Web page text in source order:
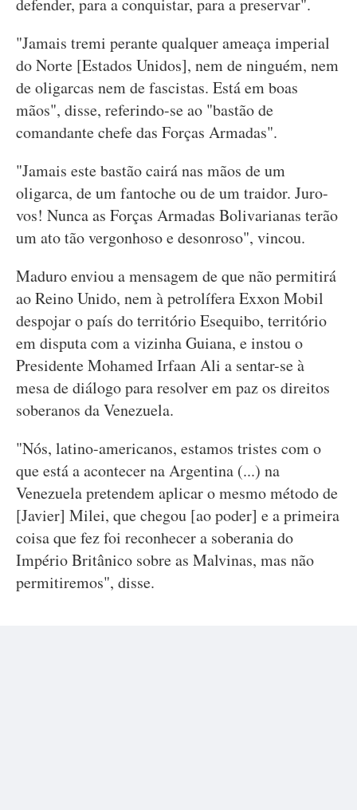
defender, para a conquistar, para a preservar".
"Jamais tremi perante qualquer ameaça imperial
do Norte [Estados Unidos], nem de ninguém, nem
de oligarcas nem de fascistas. Está em boas
mãos", disse, referindo-se ao "bastão de
comandante chefe das Forças Armadas".
"Jamais este bastão cairá nas mãos de um
oligarca, de um fantoche ou de um traidor. Juro-
vos! Nunca as Forças Armadas Bolivarianas terão
um ato tão vergonhoso e desonroso", vincou.
Maduro enviou a mensagem de que não permitirá
ao Reino Unido, nem à petrolífera Exxon Mobil
despojar o país do território Esequibo, território
em disputa com a vizinha Guiana, e instou o
Presidente Mohamed Irfaan Ali a sentar-se à
mesa de diálogo para resolver em paz os direitos
soberanos da Venezuela.
"Nós, latino-americanos, estamos tristes com o
que está a acontecer na Argentina (...) na
Venezuela pretendem aplicar o mesmo método de
[Javier] Milei, que chegou [ao poder] e a primeira
coisa que fez foi reconhecer a soberania do
Império Britânico sobre as Malvinas, mas não
permitiremos", disse.